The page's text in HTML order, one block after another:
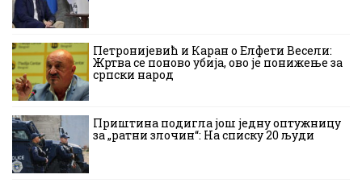
Петронијевић и Каран о Елфети Весели:
Жртва се поново убија, ово је понижење за
српски народ
Приштина подигла још једну оптужницу
за „ратни злочин“: На списку 20 људи